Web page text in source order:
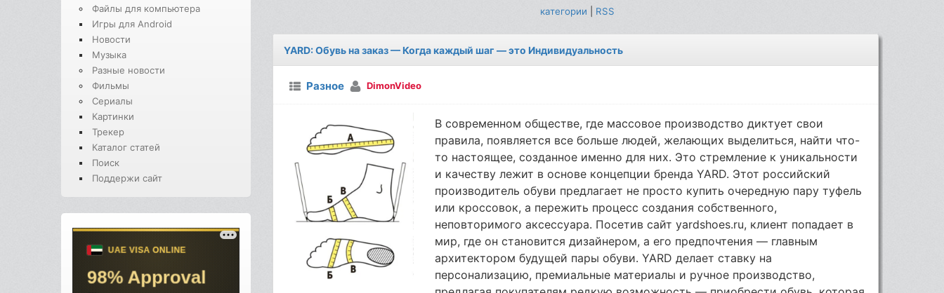
Файлы для компьютера
Игры для Android
Новости
Музыка
Разные новости
Фильмы
Сериалы
Картинки
Трекер
Каталог статей
Поиск
Поддержи сайт
категории RSS
YARD: Обувь на заказ — Когда каждый шаг — это Индивидуальность
Разное DimonVideo
В современном обществе, где массовое производство диктует свои
правила, появляется все больше людей, желающих выделиться, найти что-
то настоящее, созданное именно для них. Это стремление к уникальности
и качеству лежит в основе концепции бренда YARD. Этот российский
производитель обуви предлагает не просто купить очередную пару туфель
или кроссовок, а пережить процесс создания собственного,
неповторимого аксессуара. Посетив сайт yardshoes.ru, клиент попадает в
мир, где он становится дизайнером, а его предпочтения — главным
архитектором будущей пары обуви. YARD делает ставку на
персонализацию, премиальные материалы и ручное производство,